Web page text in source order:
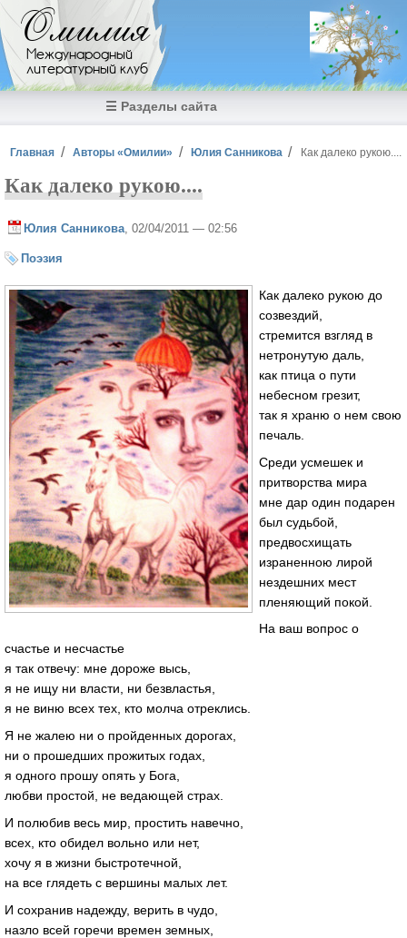
Перейти к основному содержанию
Омилия
Международный
литературный клуб
☰ Разделы сайта
Вы здесь
Главная Авторы «Омилии» Юлия Санникова Как далеко рукою....
Как далеко рукою....
Юлия Санникова , 02/04/2011 — 02:56
Поэзия
Как далеко рукою до
созвездий,
стремится взгляд в
нетронутую даль,
как птица о пути
небесном грезит,
так я храню о нем свою
печаль.
Среди усмешек и
притворства мира
мне дар один подарен
был судьбой,
предвосхищать
израненною лирой
нездешних мест
пленяющий покой.
На ваш вопрос о
счастье и несчастье
я так отвечу: мне дороже высь,
я не ищу ни власти, ни безвластья,
я не виню всех тех, кто молча отреклись.
Я не жалею ни о пройденных дорогах,
ни о прошедших прожитых годах,
я одного прошу опять у Бога,
любви простой, не ведающей страх.
И полюбив весь мир, простить навечно,
всех, кто обидел вольно или нет,
хочу я в жизни быстротечной,
на все глядеть с вершины малых лет.
И сохранив надежду, верить в чудо,
назло всей горечи времен земных,